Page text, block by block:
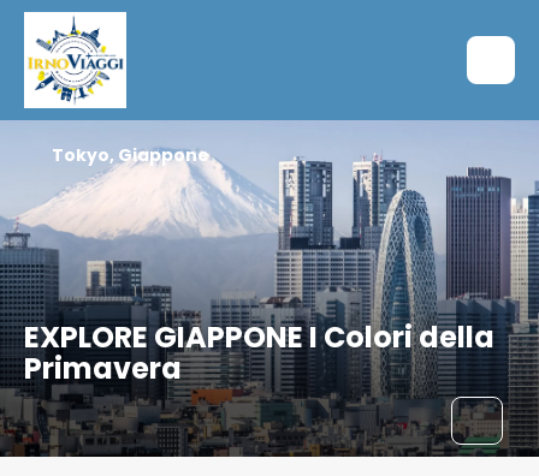
EXPLORE GIAPPONE I Colori della
Primavera
Tokyo, Giappone